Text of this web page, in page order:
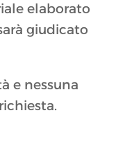
elaborato
giudicato
e nessuna